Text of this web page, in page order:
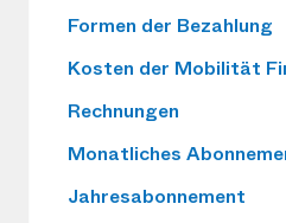
Formen der Bezahlung
Kosten der Mobilität
Rechnungen
Monatliches
Jahresabonnement